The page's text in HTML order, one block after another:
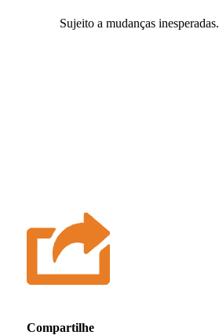
Sujeito a mudanças inesperadas.
Compartilhe